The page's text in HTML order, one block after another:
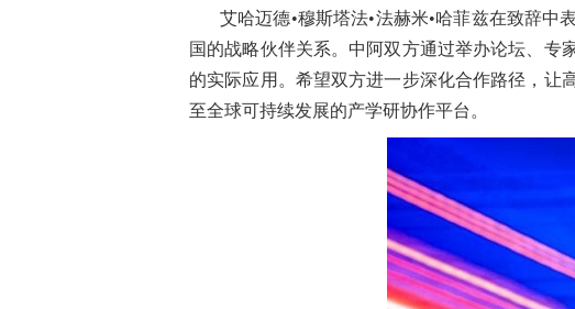
艾哈迈德•穆斯塔法•法赫米•哈菲兹在致辞
国的战略伙伴关系。中阿双方通过举办论坛、专
的实际应用。希望双方进一步深化合作路径，让
至全球可持续发展的产学研协作平台。